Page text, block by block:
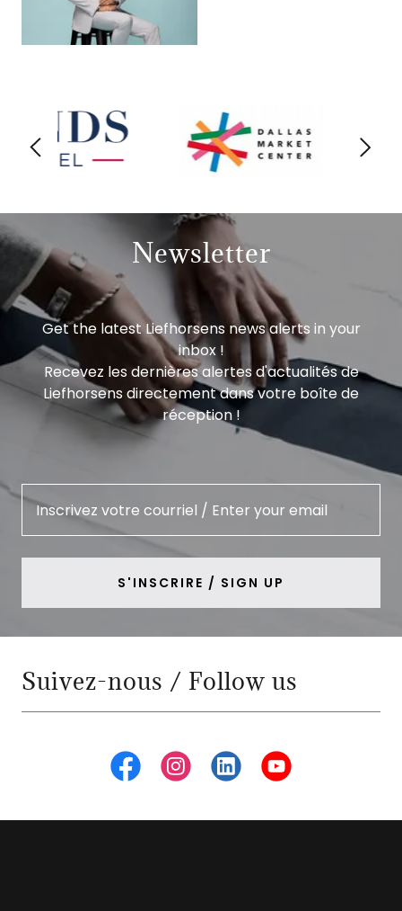
Newsletter
Get the latest Liefhorsens news alerts in your
inbox !
Recevez les dernières alertes d'actualités de
Liefhorsens directement dans votre boîte de
réception !
Inscrivez votre courriel / Enter your email
S'INSCRIRE / SIGN UP
Suivez-nous / Follow us